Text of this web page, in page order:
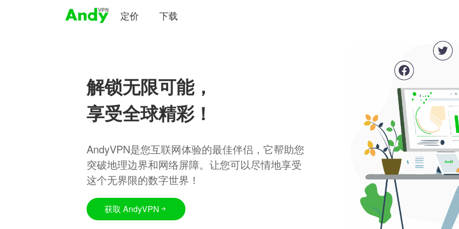
定价 下载
解锁无限可能，
享受全球精彩！
AndyVPN是您互联网体验的最佳伴侣，它帮助您
突破地理边界和网络屏障。让您可以尽情地享受
这个无界限的数字世界！
获取 AndyVPN